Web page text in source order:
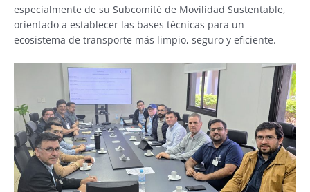
especialmente de su Subcomité de Movilidad Sustentable,
orientado a establecer las bases técnicas para un
ecosistema de transporte más limpio, seguro y eficiente.